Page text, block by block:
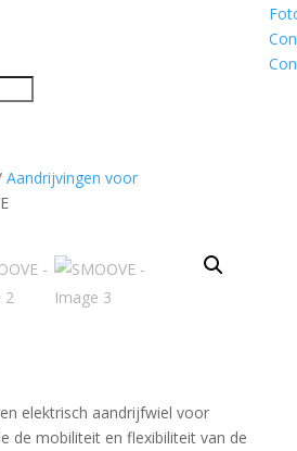
Aandrijvingen voor
elektrisch aandrijfwiel voor
de mobiliteit en flexibiliteit van de